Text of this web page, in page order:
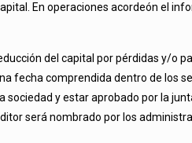
En operaciones acordeón el
del capital por pérdidas y/o
fecha comprendida dentro de los
y estar aprobado por la
será nombrado por los